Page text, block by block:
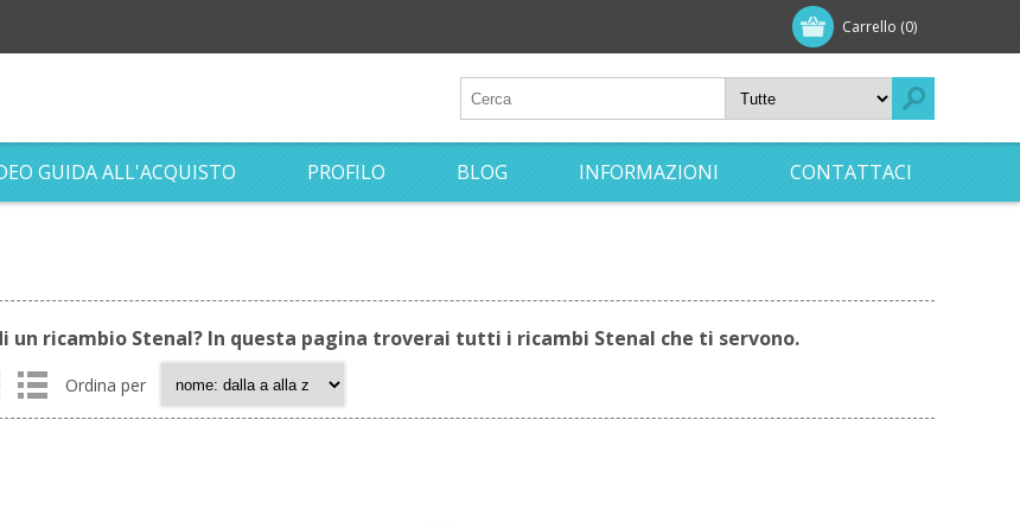
Carrello (0)
GUIDA ALL'ACQUISTO PROFILO BLOG INFORMAZIONI CONTATTACI
un ricambio Stenal? In questa pagina troverai tutti i ricambi Stenal che ti servono.
Ordina per